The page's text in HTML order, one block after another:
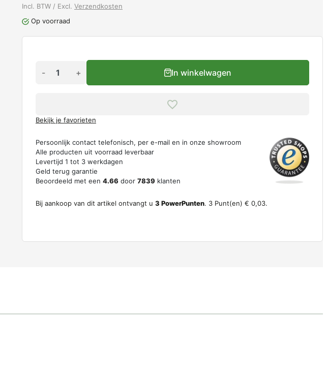
Incl. BTW / Excl. Verzendkosten
Op voorraad
- + In winkelwagen
Bekijk je favorieten
Persoonlijk contact telefonisch, per e-mail en in onze showroom
Alle producten uit voorraad leverbaar
Levertijd 1 tot 3 werkdagen
Geld terug garantie
Beoordeeld met een 4.66 door 7839 klanten
Bij aankoop van dit artikel ontvangt u 3 PowerPunten. 3 Punt(en) € 0,03.